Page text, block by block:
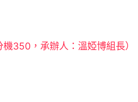
350，承辦人：溫婭博組長）